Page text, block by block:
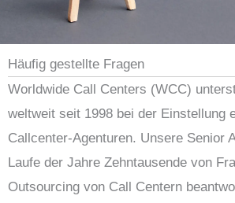
Häufig gestellte Fragen
Worldwide Call Centers (WCC)
weltweit seit 1998 bei der Einstellung
Callcenter-Agenturen. Unsere Senior
Laufe der Jahre Zehntausende von
Outsourcing von Call Centern